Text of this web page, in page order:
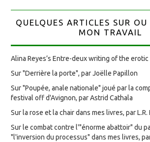
QUELQUES ARTICLES SUR
MON TRAVAIL
Alina Reyes’s Entre-deux writing of the
Sur "Derrière la porte", par Joëlle Papillon
Sur "Poupée, anale nationale" joué par la
festival off d'Avignon, par Astrid Cathala
Sur la rose et la chair dans mes livres, par L.R.
Sur le combat contre l'"énorme abattoir" du
"l'inversion du processus" dans mes livres,